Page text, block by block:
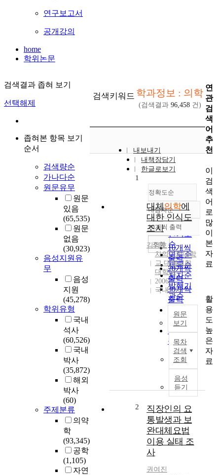
연구보고서
공개강의
home
학위논문
검색결과 좁혀 보기
선택해제
좁혀본 항목 보기
순서
검색량순
가나다순
원문유무
원문
있음
(65,535)
원문
없음
(30,923)
음성지원유
무
음성
지원
(45,278)
학위유형
국내
석사
(60,526)
국내
박사
(35,872)
해외
박사
(60)
주제분류
의약
학
(93,345)
공학
(1,105)
자연
검색키워드 학과정보 : 의학
(검색결과 96,458 건)
내보내기
내책장담기
한글로보기
정확도순
정확도
순
인기도
순
연도순
제목순
저자순
발행기
관순
내림차순
내림차순
10개씩 출력
10개씩
출력
20개씩
출력
30개씩
출력
50개씩
출력
100개씩
출력
조회
1
대체의학에
대한 인식도
조사
김영호
차의과학대학
교 대체의학
대학원
2006
국내석사
원문
보기
목차
검색
조회
음성
듣기
2
직장인의 요
통발생과 보
완대체요법
이용 실태 조
사
권여진
연
관
검
색
어
추
천
이
검
색
어
로
많
이
본
자
료
활
용
도
높
은
자
료